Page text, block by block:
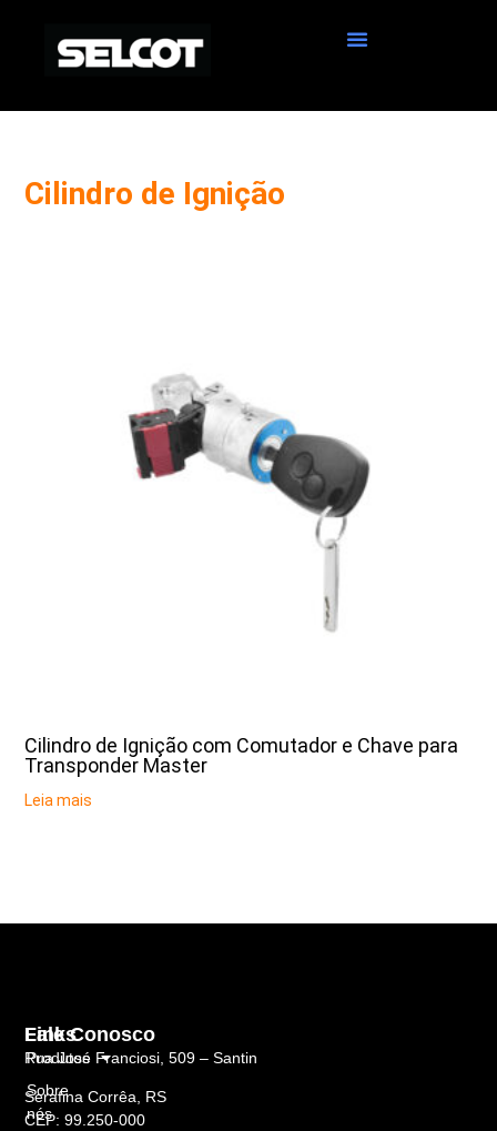
Cilindro de Ignição
Cilindro de Ignição com Comutador e Chave para
Transponder Master
Leia mais
Links
Produtos
Sobre
nós
Fale Conosco
Rua José Franciosi, 509 – Santin
Serafina Corrêa, RS
CEP: 99.250-000